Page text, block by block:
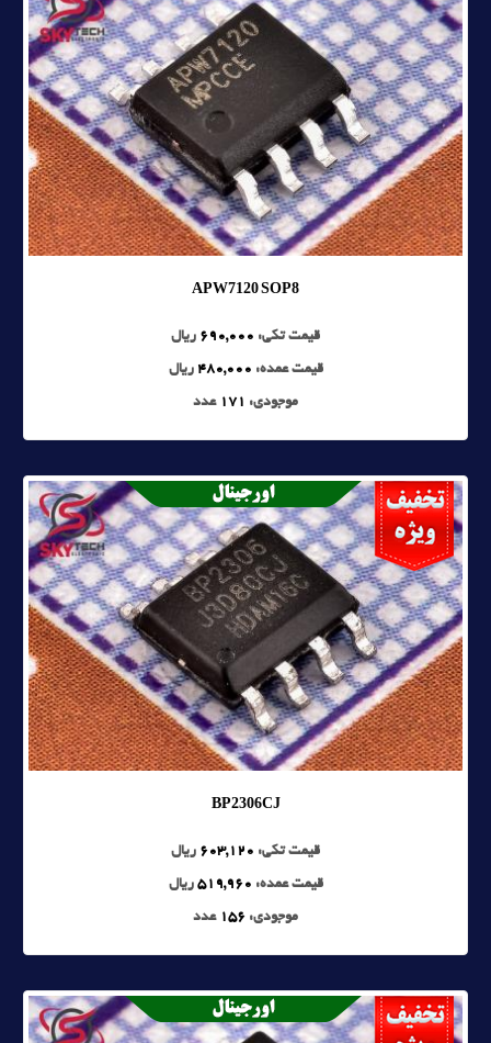
APW7120 SOP8
قیمت تکی: 690,000 ریال
قیمت عمده: 480,000 ریال
موجودی: 171 عدد
BP2306CJ
قیمت تکی: 603,120 ریال
قیمت عمده: 519,960 ریال
موجودی: 156 عدد